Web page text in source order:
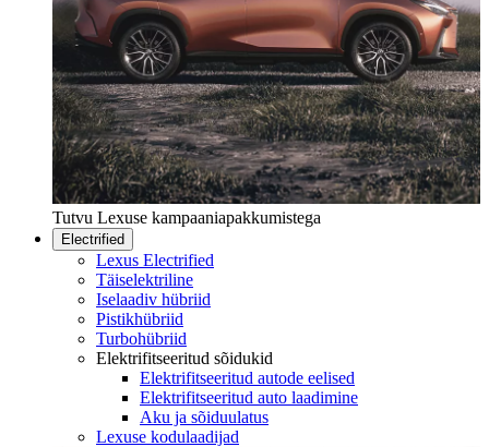
Tutvu Lexuse kampaaniapakkumistega
Electrified
Lexus Electrified
Täiselektriline
Iselaadiv hübriid
Pistikhübriid
Turbohübriid
Elektrifitseeritud sõidukid
Elektrifitseeritud autode eelised
Elektrifitseeritud auto laadimine
Aku ja sõiduulatus
Lexuse kodulaadijad